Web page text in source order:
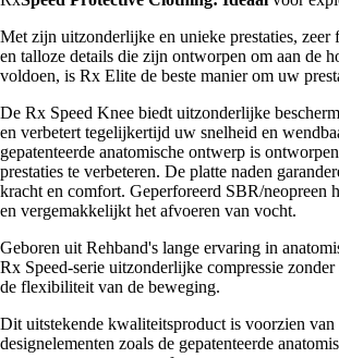
Met zijn uitzonderlijke en unieke prestaties, zeer
en talloze details die zijn ontworpen om aan de
voldoen, is Rx Elite de beste manier om uw
De Rx Speed Knee biedt uitzonderlijke
en verbetert tegelijkertijd uw snelheid en
gepatenteerde anatomische ontwerp is
prestaties te verbeteren. De platte naden
kracht en comfort. Geperforeerd SBR/neopreen
en vergemakkelijkt het afvoeren van vocht.
Geboren uit Rehband's lange ervaring in
Rx Speed-serie uitzonderlijke compressie zonder
de flexibiliteit van de beweging.
Dit uitstekende kwaliteitsproduct is voorzien
designelementen zoals de gepatenteerde